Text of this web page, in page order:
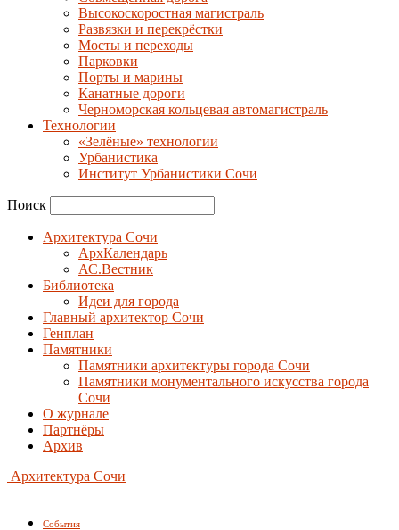
Высокоскоростная магистраль
Развязки и перекрёстки
Мосты и переходы
Парковки
Порты и марины
Канатные дороги
Черноморская кольцевая автомагистраль
Технологии
«Зелёные» технологии
Урбанистика
Институт Урбанистики Сочи
Поиск
Архитектура Сочи
АрхКалендарь
АС.Вестник
Библиотека
Идеи для города
Главный архитектор Сочи
Генплан
Памятники
Памятники архитектуры города Сочи
Памятники монументального искусства города
Сочи
О журнале
Партнёры
Архив
Архитектура Сочи
События